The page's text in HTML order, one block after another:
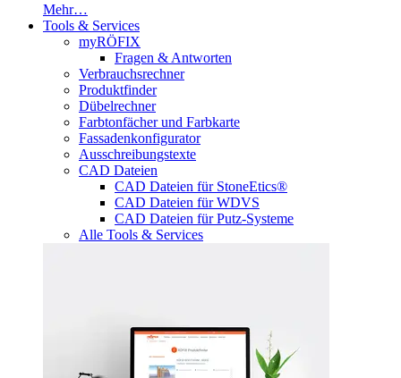
Mehr…
Tools & Services
myRÖFIX
Fragen & Antworten
Verbrauchsrechner
Produktfinder
Dübelrechner
Farbtonfächer und Farbkarte
Fassadenkonfigurator
Ausschreibungstexte
CAD Dateien
CAD Dateien für StoneEtics®
CAD Dateien für WDVS
CAD Dateien für Putz-Systeme
Alle Tools & Services